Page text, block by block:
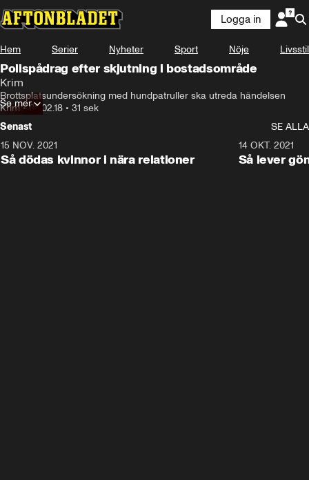
Logga in
Hem Serier Nyheter Sport Nöje Livsstil
Polispådrag efter skjutning i bostadsområde
Krim
Brottsplatsundersökning med hundpatruller ska utreda händelsen
Krim•08.02.18 • 31 sek
Se mer
Senast
SE ALLA
15 NOV. 2021
Så dödas kvinnor i nära relationer
14 OKT. 2021
Så lever